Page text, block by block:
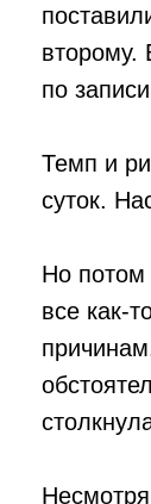
второму.
по
Темп и
суток.
Но потом
все как-